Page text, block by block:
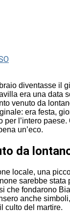
diventasse il
era una data
venuto da
era festa,
per l’intero
un’eco.
da
locale, una
sarebbe stata
che fondarono
anche
culto del martire.